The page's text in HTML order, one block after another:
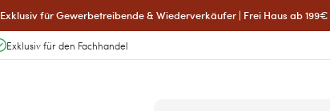
Exklusiv für Gewerbetreibende & Wiederverkäufer | Frei Haus ab
Exklusiv für den Fachhandel